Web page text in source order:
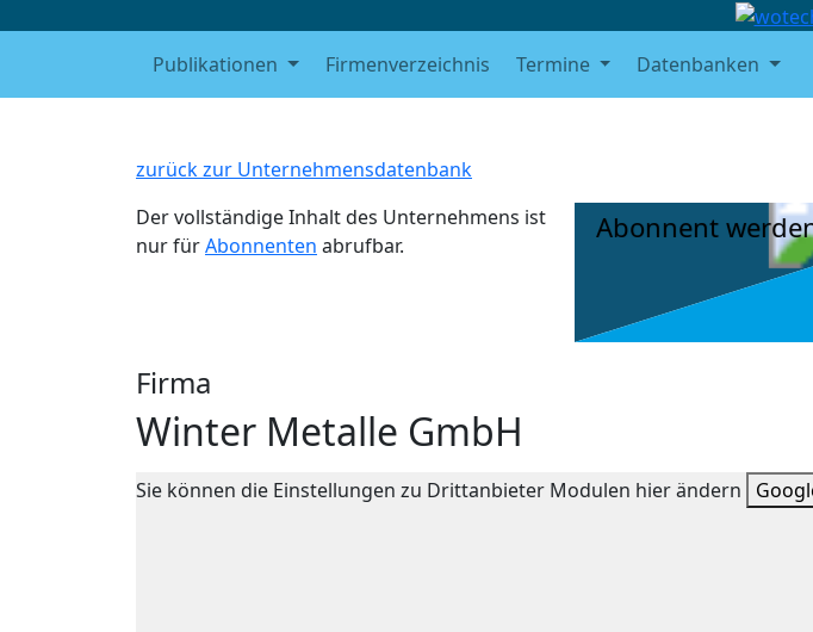
Publikationen Firmenverzeichnis Termine Datenbanken
zurück zur Unternehmensdatenbank
Der vollständige Inhalt des Unternehmens ist
nur fürAbonnenten abrufbar.
Abonnent
Firma
Winter Metalle GmbH
Sie können die Einstellungen zu Drittanbieter Modulen hier ändern